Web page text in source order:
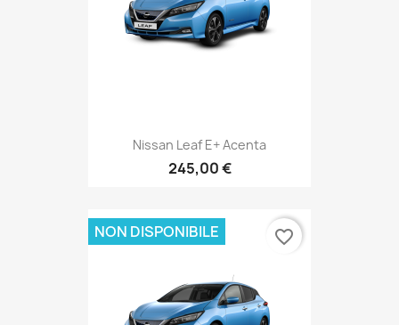
Nissan Leaf E+ Acenta
245,00 €
NON DISPONIBILE favorite_border